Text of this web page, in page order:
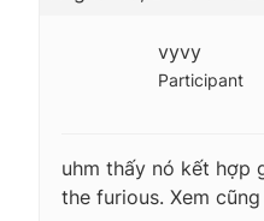
vyvy
Participant
uhm thấy nó kết hợp
the furious. Xem